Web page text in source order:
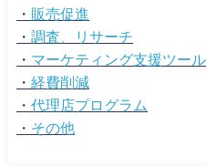
・ 販売促進
・ 調査、リサーチ
・ マーケティング支援ツール
・ 経費削減
・ 代理店プログラム
・ その他